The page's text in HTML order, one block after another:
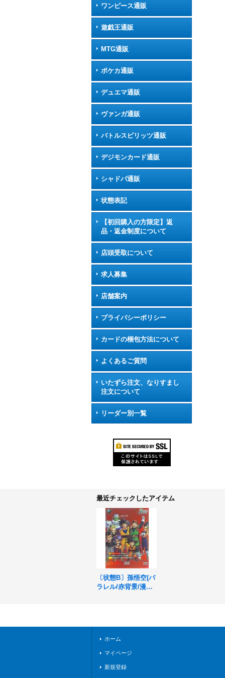
ワンピース通販
遊戯王通販
MTG通販
ポケカ通販
デュエマ通販
ヴァンガ通販
バトルスピリッツ通販
デジモンカード通販
シャドバ通販
状態表記
【初回購入の方限定】返
品・返金制度について
店頭受取について
求人募集
店舗案内
プライバシーポリシー
カードの梱包方法について
よくあるご質問
いたずら注文、なりすまし
注文について
リーダー別一覧
最近チェックしたアイテム
〔状態B〕孫悟空(パ
ラレル/赤背景/漫画
ホーム
マイページ
新規登録